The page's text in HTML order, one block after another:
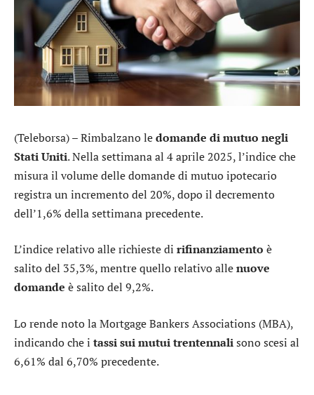
(Teleborsa) – Rimbalzano ledomande di mutuo negli
Stati Uniti. Nella settimana al 4 aprile 2025, l’indice che
misura il volume delle domande di mutuo ipotecario
registra un incremento del 20%, dopo il decremento
dell’1,6% della settimana precedente.
L’indice relativo alle richieste di rifinanziamento è
salito del 35,3%, mentre quello relativo allenuove
domande è salito del 9,2%.
Lo rende noto la Mortgage Bankers Associations (MBA),
indicando che i tassi sui mutui trentennalisono scesi al
6,61% dal 6,70% precedente.